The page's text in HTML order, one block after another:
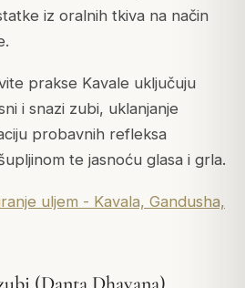
iz oralnih tkiva na način
prakse Kavale uključuju
i snazi zubi, uklanjanje
probavnih refleksa
te jasnoću glasa i grla.
uljem - Kavala, Gandusha,